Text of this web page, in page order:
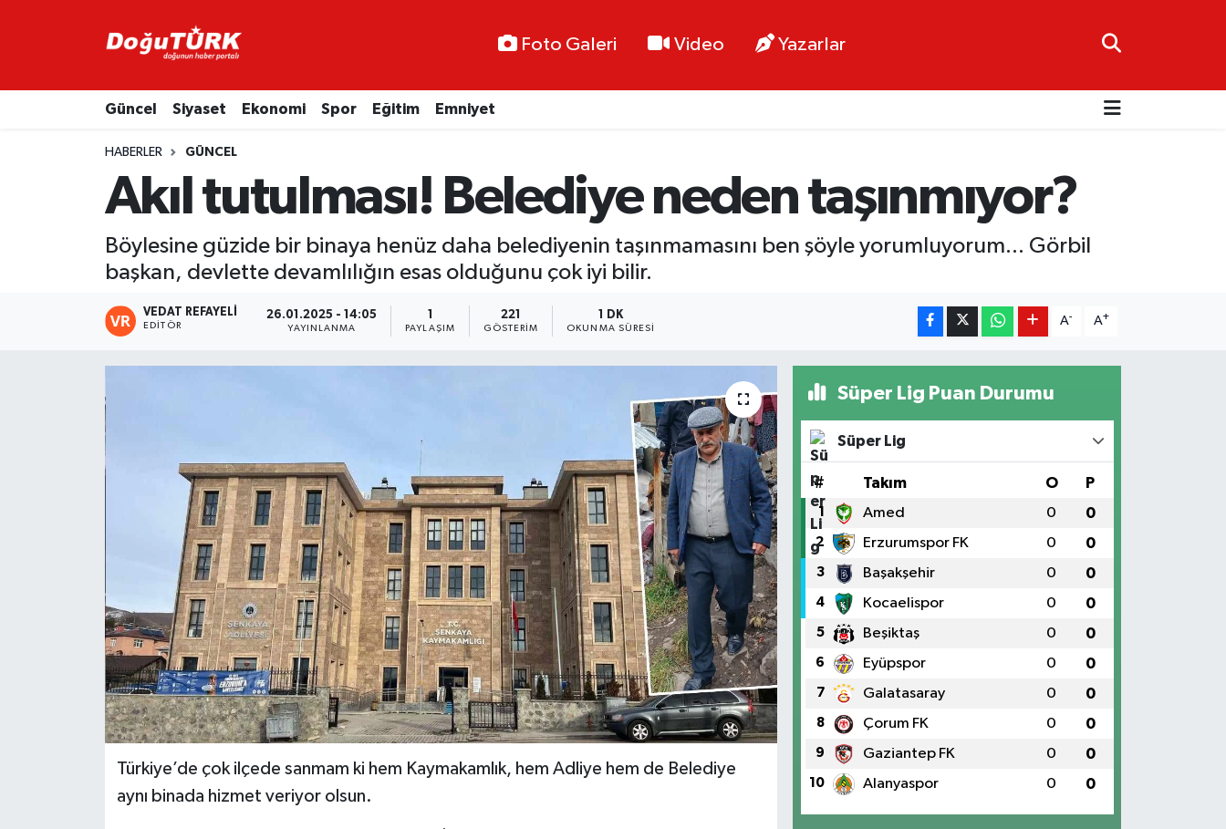
Foto Galeri Video Yazarlar
Güncel Siyaset Ekonomi Spor Eğitim Emniyet
HABERLER GÜNCEL
Akıl tutulması! Belediye neden taşınmıyor?
Böylesine güzide bir binaya henüz daha belediyenin taşınmamasını ben şöyle yorumluyorum... Görbil
başkan, devlette devamlılığın esas olduğunu çok iyi bilir.
VEDAT REFAYELİ
EDITÖR
26.01.2025 - 14:05
YAYINLANMA
1
PAYLAŞIM
221
GÖSTERIM
1 DK
OKUNMA SÜRESI
A- A+
Türkiye’de çok ilçede sanmam ki hem Kaymakamlık, hem Adliye hem de Belediye
aynı binada hizmet veriyor olsun.
Süper Lig Puan Durumu
Süper Lig
# Takım O P
1 Amed 0 0
2 Erzurumspor FK 0 0
3 Başakşehir 0 0
4 Kocaelispor 0 0
5 Beşiktaş 0 0
6 Eyüpspor 0 0
7 Galatasaray 0 0
8 Çorum FK 0 0
9 Gaziantep FK 0 0
10 Alanyaspor 0 0
Ekonomi
KÜLTÜR-SANAT
Trafik Durumu
Tüm Manşetler
Son Dakika Haberleri